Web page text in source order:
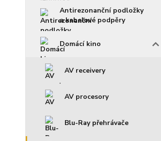
Antirezonanční podložky
a kabelové podpěry
Domácí kino
AV receivery
AV procesory
Blu-Ray přehrávače